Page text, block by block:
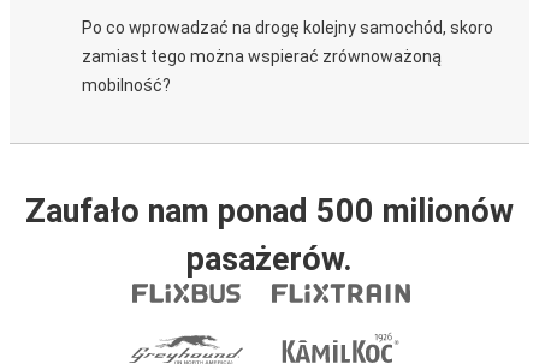
Po co wprowadzać na drogę kolejny samochód, skoro
zamiast tego można wspierać zrównoważoną
mobilność?
Zaufało nam ponad 500 milionów
pasażerów.